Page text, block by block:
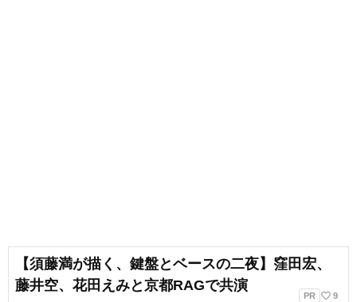
【須藤満が描く、鍵盤とベースの二夜】窪田宏、
藤井空、花田えみと京都RAGで共演
PR favorite_border 9